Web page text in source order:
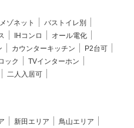
メゾネット
バストイレ別
IHコンロ
オール電化
カウンターキッチン
P2台可
ック
TVインターホン
二人入居可
新田エリア
鳥山エリア